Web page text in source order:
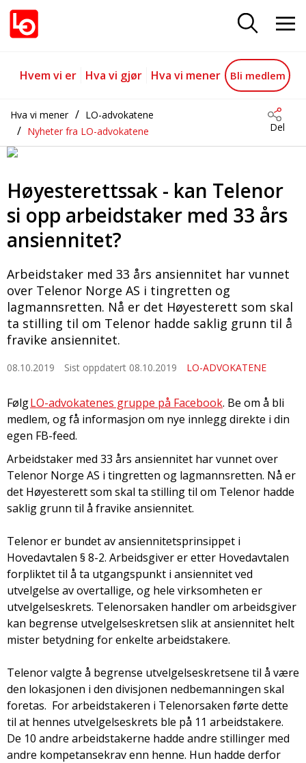
Høyesterettssak_-
Gå til hovedinnhold
Gå til navigasjon
Hvem vi er Hva vi gjør Hva vi mener Bli medlem
Hva vi mener
LO-advokatene
Nyheter fra LO-advokatene
Del
Høyesterettssak - kan Telenor
si opp arbeidstaker med 33 års
ansiennitet?
Arbeidstaker med 33 års ansiennitet har vunnet
over Telenor Norge AS i tingretten og
lagmannsretten. Nå er det Høyesterett som skal
ta stilling til om Telenor hadde saklig grunn til å
fravike ansiennitet.
08.10.2019 Sist oppdatert 08.10.2019 LO-ADVOKATENE
FølgLO-advokatenes gruppe på Facebook. Be om å bli
medlem, og få informasjon om nye innlegg direkte i din
egen FB-feed.
Arbeidstaker med 33 års ansiennitet har vunnet over
Telenor Norge AS i tingretten og lagmannsretten. Nå er
det Høyesterett som skal ta stilling til om Telenor hadde
saklig grunn til å fravike ansiennitet.
Telenor er bundet av ansiennitetsprinsippet i
Hovedavtalen § 8-2. Arbeidsgiver er etter Hovedavtalen
forpliktet til å ta utgangspunkt i ansiennitet ved
utvelgelse av overtallige, og hele virksomheten er
utvelgelseskrets. Telenorsaken handler om arbeidsgiver
kan begrense utvelgelseskretsen slik at ansiennitet helt
mister betydning for enkelte arbeidstakere.
Telenor valgte å begrense utvelgelseskretsene til å være
den lokasjonen i den divisjonen nedbemanningen skal
foretas. For arbeidstakeren i Telenorsaken førte dette
til at hennes utvelgelseskrets ble på 11 arbeidstakere.
De 10 andre arbeidstakerne hadde andre stillinger med
andre kompetansekrav enn henne. Hun hadde derfor